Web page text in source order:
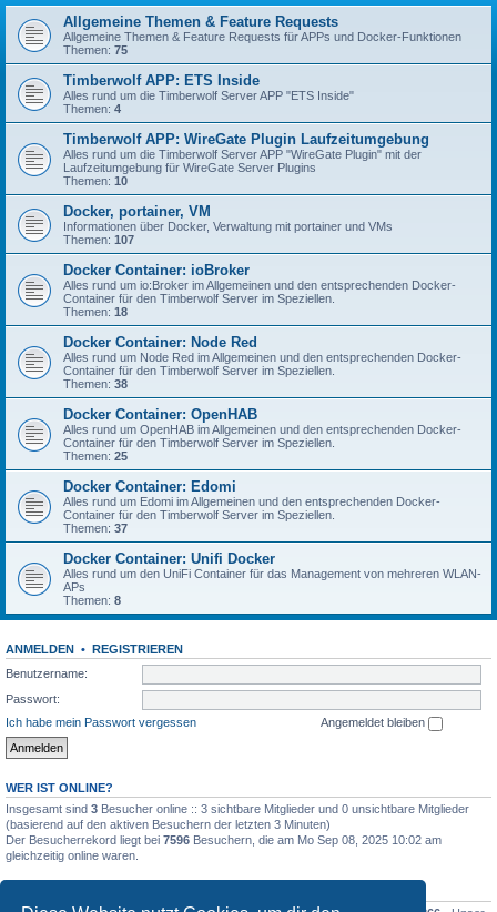
Allgemeine Themen & Feature Requests
Allgemeine Themen & Feature Requests für APPs und Docker-Funktionen
Themen: 75
Timberwolf APP: ETS Inside
Alles rund um die Timberwolf Server APP "ETS Inside"
Themen: 4
Timberwolf APP: WireGate Plugin Laufzeitumgebung
Alles rund um die Timberwolf Server APP "WireGate Plugin" mit der
Laufzeitumgebung für WireGate Server Plugins
Themen: 10
Docker, portainer, VM
Informationen über Docker, Verwaltung mit portainer und VMs
Themen: 107
Docker Container: ioBroker
Alles rund um io:Broker im Allgemeinen und den entsprechenden Docker-
Container für den Timberwolf Server im Speziellen.
Themen: 18
Docker Container: Node Red
Alles rund um Node Red im Allgemeinen und den entsprechenden Docker-
Container für den Timberwolf Server im Speziellen.
Themen: 38
Docker Container: OpenHAB
Alles rund um OpenHAB im Allgemeinen und den entsprechenden Docker-
Container für den Timberwolf Server im Speziellen.
Themen: 25
Docker Container: Edomi
Alles rund um Edomi im Allgemeinen und den entsprechenden Docker-
Container für den Timberwolf Server im Speziellen.
Themen: 37
Docker Container: Unifi Docker
Alles rund um den UniFi Container für das Management von mehreren WLAN-
APs
Themen: 8
ANMELDEN •
REGISTRIEREN
Benutzername:
Passwort:
Ich habe mein Passwort vergessen
Angemeldet bleiben
WER IST ONLINE?
Insgesamt sind 3 Besucher online :: 3 sichtbare Mitglieder und 0 unsichtbare Mitglieder
(basierend auf den aktiven Besuchern der letzten 3 Minuten)
Der Besucherrekord liegt bei 7596 Besuchern, die am Mo Sep 08, 2025 10:02 am
gleichzeitig online waren.